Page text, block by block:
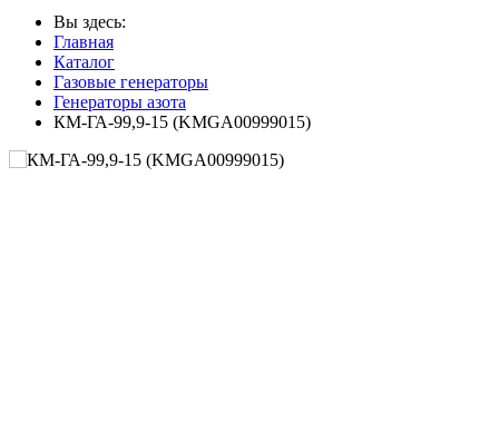
Вы здесь:
Главная
Каталог
Газовые генераторы
Генераторы азота
КМ-ГА-99,9-15 (KMGA00999015)